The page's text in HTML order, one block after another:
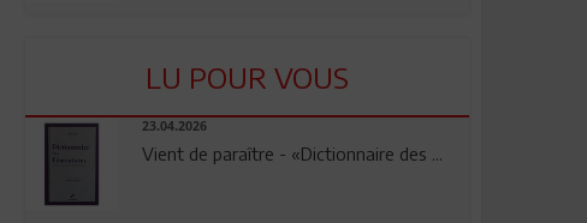
LU POUR VOUS
23.04.2026
Vient de paraître - «Dictionnaire des ...